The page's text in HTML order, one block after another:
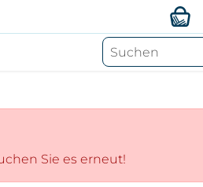
Sie es erneut!